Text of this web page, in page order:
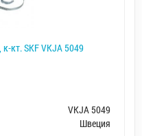
кт. SKF VKJA 5049
VKJA 5049
Швеция